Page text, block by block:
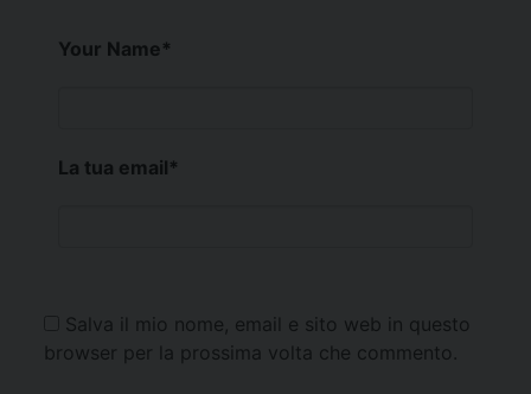
Your Name*
La tua email*
Salva il mio nome, email e sito web in questo
browser per la prossima volta che commento.